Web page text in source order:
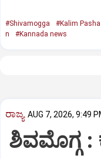
#Shivamogga #Kalim Pasha
n
#Kannada news
ರಾಜ್ಯ AUG 7, 2026, 9:49
ಶಿವಮೊಗ್ಗ